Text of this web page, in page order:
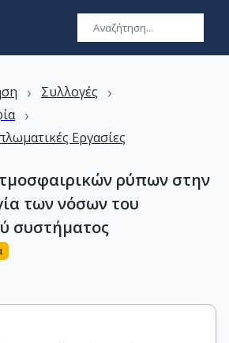
› Συλλογές ›
›
Εργασίες
ρύπων στην
των νόσων του
συστήματος